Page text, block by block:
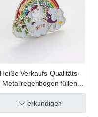
Heiße Verkaufs-Qualitäts-
Metallregenbogen füllen
Farbe weiche Emaille-
kundenspezifische
Anstecknadel ein
erkundigen